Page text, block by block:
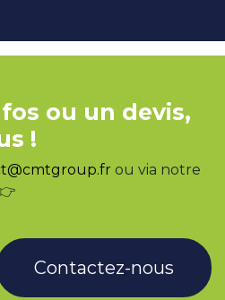
ou un devis,
!
ou via notre
Contactez-nous